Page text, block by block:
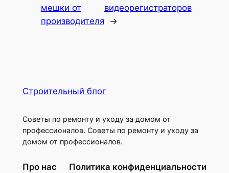
мешки от
производителя
видеорегистраторов
→
Строительный блог
Советы по ремонту и уходу за домом от
профессионалов. Советы по ремонту и уходу за
домом от профессионалов.
Про нас Политика конфиденциальности